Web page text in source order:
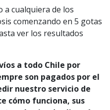
a cualquiera de los
comenzando en 5 gotas
ver los resultados
a todo Chile por
son pagados por el
nuestro servicio de
cómo funciona, sus